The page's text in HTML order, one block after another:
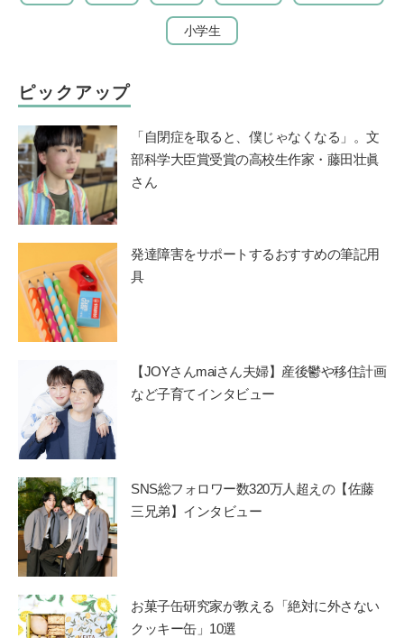
小学生
ピックアップ
「自閉症を取ると、僕じゃなくなる」。文
部科学大臣賞受賞の高校生作家・藤田壮眞
さん
発達障害をサポートするおすすめの筆記用
具
【JOYさんmaiさん夫婦】産後鬱や移住計画
など子育てインタビュー
SNS総フォロワー数320万人超えの【佐藤
三兄弟】インタビュー
お菓子缶研究家が教える「絶対に外さない
クッキー缶」10選